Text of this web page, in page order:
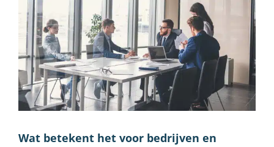
Wat betekent het voor bedrijven en